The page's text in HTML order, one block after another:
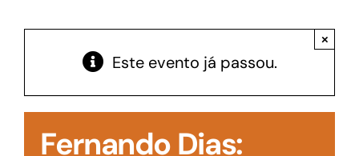
Acesso à Informação
Este evento já passou.
×
Fernando Dias: